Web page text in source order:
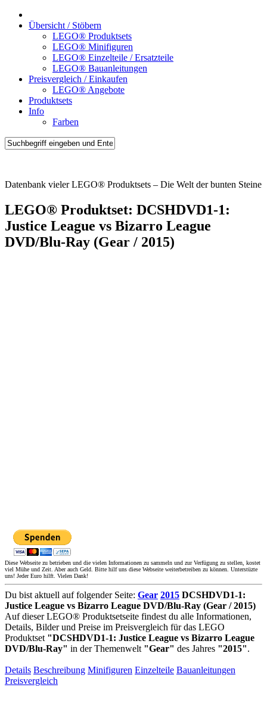
Übersicht / Stöbern
LEGO® Produktsets
LEGO® Minifiguren
LEGO® Einzelteile / Ersatzteile
LEGO® Bauanleitungen
Preisvergleich / Einkaufen
LEGO® Angebote
Produktsets
Info
Farben
Datenbank vieler LEGO® Produktsets – Die Welt der bunten Steine
LEGO® Produktset: DCSHDVD1-1:
Justice League vs Bizarro League
DVD/Blu-Ray (Gear / 2015)
Diese Webseite zu betrieben und die vielen Informationen zu sammeln und zur Verfügung zu stellen, kostet
viel Mühe und Zeit. Aber auch Geld. Bitte hilf uns diese Webseite weiterbetreiben zu können. Unterstüzte
uns! Jeder Euro hilft. Vielen Dank!
Du bist aktuell auf folgender Seite: Gear 2015 DCSHDVD1-1:
Justice League vs Bizarro League DVD/Blu-Ray (Gear / 2015)
Auf dieser LEGO® Produktsetseite findest du alle Informationen,
Details, Bilder und Preise im Preisvergleich für das LEGO
Produktset "DCSHDVD1-1: Justice League vs Bizarro League
DVD/Blu-Ray" in der Themenwelt "Gear" des Jahres "2015".
Details Beschreibung Minifiguren Einzelteile Bauanleitungen
Preisvergleich